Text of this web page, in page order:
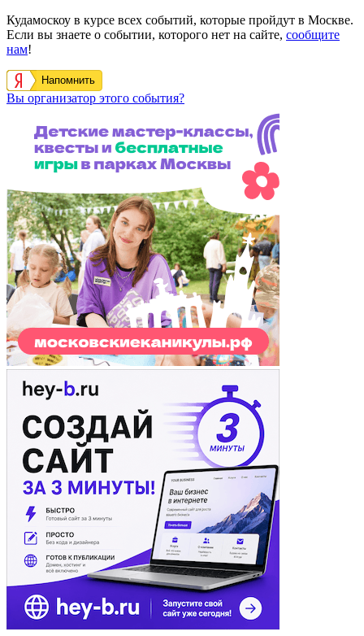
Кудамоскоу в курсе всех событий, которые пройдут в Москве.
Если вы знаете о событии, которого нет на сайте, сообщите
нам!
Напомнить
Вы организатор этого события?